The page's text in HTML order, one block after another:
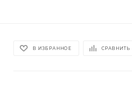
В ИЗБРАННОЕ СРАВНИТЬ